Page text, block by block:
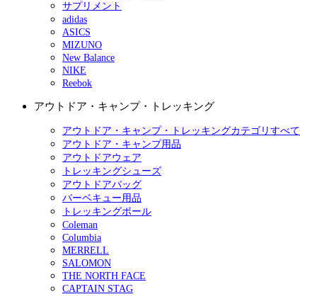
サプリメント
adidas
ASICS
MIZUNO
New Balance
NIKE
Reebok
アウトドア・キャンプ・トレッキング
アウトドア・キャンプ・トレッキングカテゴリすべて
アウトドア・キャンプ用品
アウトドアウェア
トレッキングシューズ
アウトドアバッグ
バーベキュー用品
トレッキングポール
Coleman
Columbia
MERRELL
SALOMON
THE NORTH FACE
CAPTAIN STAG